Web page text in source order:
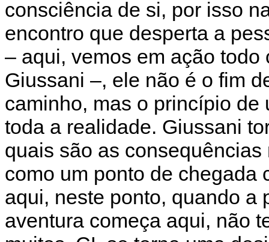
consciência de si, por isso
encontro que desperta a
– aqui, vemos em ação
Giussani –, ele não é o fim
caminho, mas o princípio
toda a realidade. Giussani
quais são as
como um ponto de chegada
aqui, neste ponto, quando a
aventura começa aqui, não